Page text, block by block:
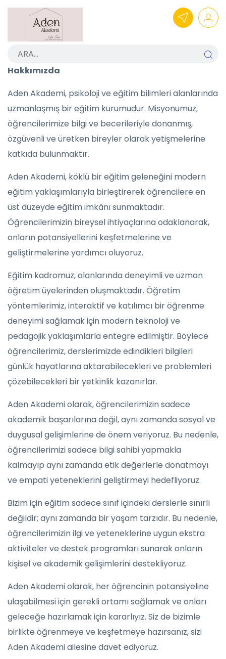
Hakkımızda
Aden Akademi, psikoloji ve eğitim bilimleri alanlarında
uzmanlaşmış bir eğitim kurumudur. Misyonumuz,
öğrencilerimize bilgi ve becerileriyle donanmış,
özgüvenli ve üretken bireyler olarak yetişmelerine
katkıda bulunmaktır.
Aden Akademi, köklü bir eğitim geleneğini modern
eğitim yaklaşımlarıyla birleştirerek öğrencilere en
üst düzeyde eğitim imkânı sunmaktadır.
Öğrencilerimizin bireysel ihtiyaçlarına odaklanarak,
onların potansiyellerini keşfetmelerine ve
geliştirmelerine yardımcı oluyoruz.
Eğitim kadromuz, alanlarında deneyimli ve uzman
öğretim üyelerinden oluşmaktadır. Öğretim
yöntemlerimiz, interaktif ve katılımcı bir öğrenme
deneyimi sağlamak için modern teknoloji ve
pedagojik yaklaşımlarla entegre edilmiştir. Böylece
öğrencilerimiz, derslerimizde edindikleri bilgileri
günlük hayatlarına aktarabilecekleri ve problemleri
çözebilecekleri bir yetkinlik kazanırlar.
Aden Akademi olarak, öğrencilerimizin sadece
akademik başarılarına değil, aynı zamanda sosyal ve
duygusal gelişimlerine de önem veriyoruz. Bu nedenle,
öğrencilerimizi sadece bilgi sahibi yapmakla
kalmayıp aynı zamanda etik değerlerle donatmayı
ve empati yeteneklerini geliştirmeyi hedefliyoruz.
Bizim için eğitim sadece sınıf içindeki derslerle sınırlı
değildir; aynı zamanda bir yaşam tarzıdır. Bu nedenle,
öğrencilerimizin ilgi ve yeteneklerine uygun ekstra
aktiviteler ve destek programları sunarak onların
kişisel ve akademik gelişimlerini destekliyoruz.
Aden Akademi olarak, her öğrencinin potansiyeline
ulaşabilmesi için gerekli ortamı sağlamak ve onları
geleceğe hazırlamak için kararlıyız. Siz de bizimle
birlikte öğrenmeye ve keşfetmeye hazırsanız, sizi
Aden Akademi ailesine davet ediyoruz.